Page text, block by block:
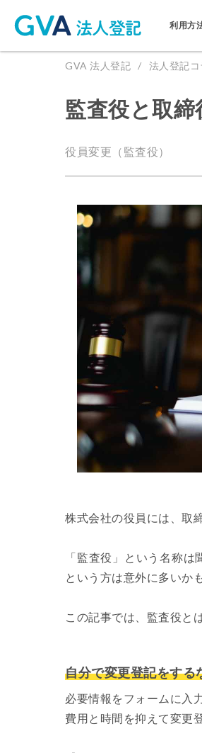
利用方
GVA 法人登記 法人登記コ
監査役と取
役員変更（監査役）
株式会社の役員には、取
「監査役」という名称
という方は意外に多いか
この記事では、監査役と
自分で変更登記をする
必要情報をフォームに入
費用と時間を抑えて変更